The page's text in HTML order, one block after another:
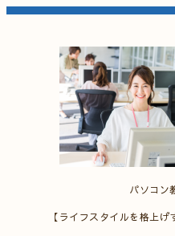
パソコン
【ライフスタイルを格上げ